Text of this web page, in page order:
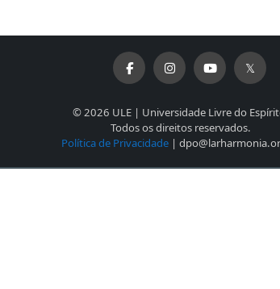
© 2026 ULE | Universidade Livre do
Todos os direitos reservados.
Política de Privacidade|